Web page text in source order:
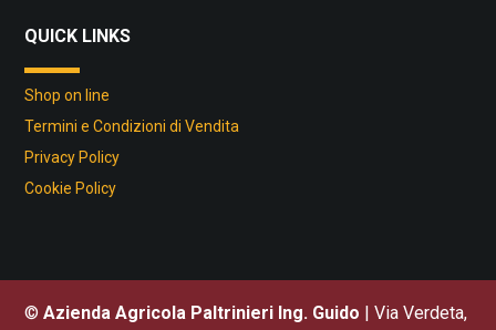
QUICK LINKS
Shop on line
Termini e Condizioni di Vendita
Privacy Policy
Cookie Policy
©Azienda Agricola Paltrinieri Ing. Guido | Via Verdeta,